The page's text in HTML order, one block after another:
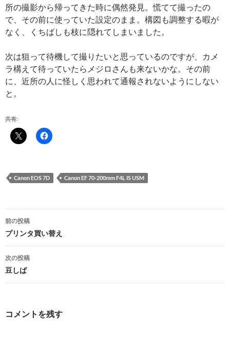
所の撮影から帰ってきた時に偶然発見。慌てて撮ったの
で、その前に使っていた設定のまま。構図も調整する暇が
なく、くちばしも枝に隠れてしまいました。
次は狙って待機して撮りたいと思っているのですが、カメ
ラ構えて待っていたらメジロさんも来ないかな。その前
に、近所の人に怪しく思われて通報されないようにしない
と。
共有:
Canon EOS 7D Canon EF 70-200mm F4L IS USM
投
稿
ナ
ビ
ゲ
前の投稿
プリンタ買い替え
次の投稿
豆しば
コメントを残す